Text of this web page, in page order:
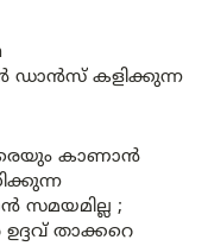
ഡാൻസ് കളിക്കുന്ന
കാണാൻ
സമയമില്ല ;
ഉദ്ദവ് താക്കറെ